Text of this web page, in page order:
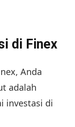
di Finex
Anda
adalah
investasi di